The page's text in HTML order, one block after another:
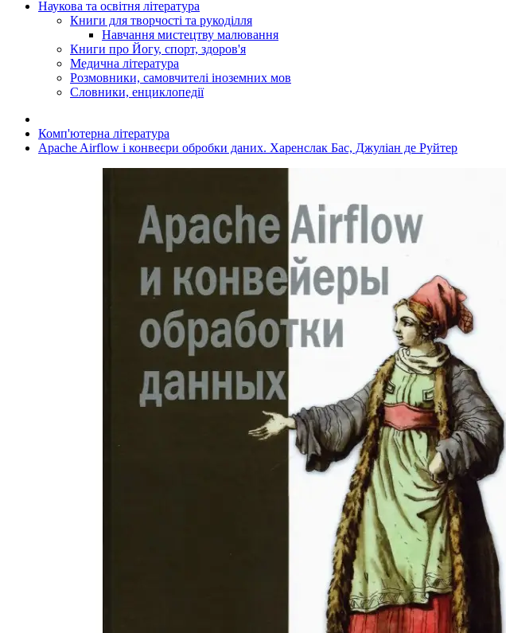
Наукова та освітня література
Книги для творчості та рукоділля
Навчання мистецтву малювання
Книги про Йогу, спорт, здоров'я
Медична література
Розмовники, самовчителі іноземних мов
Словники, енциклопедії
Комп'ютерна література
Apache Airflow і конвеєри обробки даних. Харенслак Бас, Джуліан де Руйтер